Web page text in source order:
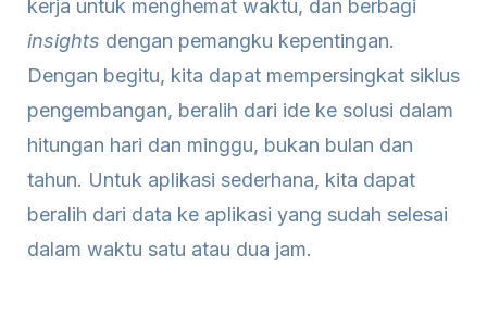
kerja untuk menghemat waktu, dan berbagi
insights dengan pemangku kepentingan.
Dengan begitu, kita dapat mempersingkat siklus
pengembangan, beralih dari ide ke solusi dalam
hitungan hari dan minggu, bukan bulan dan
tahun. Untuk aplikasi sederhana, kita dapat
beralih dari data ke aplikasi yang sudah selesai
dalam waktu satu atau dua jam.